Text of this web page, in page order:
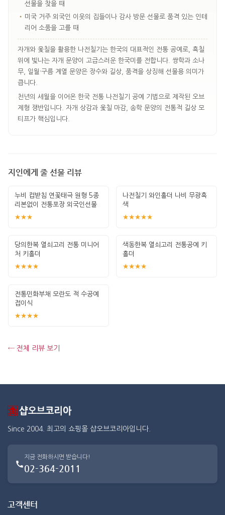
선물을 찾을 때
• 미국 거주 외국인 이웃의 집들이나 감사 방문 선물로 품격 있는 인테
리어 소품을 고를 때
자개와 옻칠을 활용한 나전칠기는 한국의 대표적인 전통 공예로, 흑칠
위에 빛나는 자개 문양이 고급스러운 한국미를 전합니다. 쌍학과 소나
무, 일월·구름 계열 문양은 장수와 길상, 품격을 상징해 선물용 의미가
큽니다.
천년의 세월을 이어온 한국 전통 나전칠기 공예 기법으로 제작된 오브
제형 쟁반입니다. 자개 상감과 옻칠 마감, 송학 문양의 전통적 길상 모
티프가 핵심입니다.
지인에게 줄 선물 리뷰
누비 컵받침 연꽃태극 원형 5종
리본없이 전통포장 외국인선물
한국기념
★★★
나전칠기 와인홀더 나비 무광흑
색
★★★★★
당의한복 열쇠고리 전통 미니어
처 키홀더
★★★★
색동한복 열쇠고리 전통공예 키
홀더
★★★★
전통민화부채 모란도 적 수공예
접이식
★★★★
← 전체 리뷰 보기
Since 2004. 최고의 쇼핑몰 샵오브코리아입니다.
지금 전화하시면 받습니다!
02-364-2011
고객센터